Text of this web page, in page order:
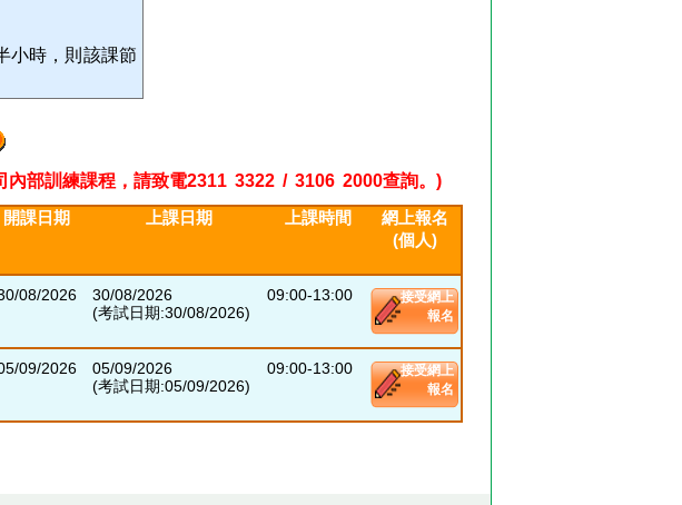
小時，則該課節
內部訓練課程，請致電2311 3322 / 3106 2000查詢。)
開課日期 上課日期 上課時間
網上報名
(個人)
08/2026
30/08/2026
(考試日期:30/08/2026)
09:00-13:00
接受網上
報名
09/2026
05/09/2026
(考試日期:05/09/2026)
09:00-13:00
接受網上
報名